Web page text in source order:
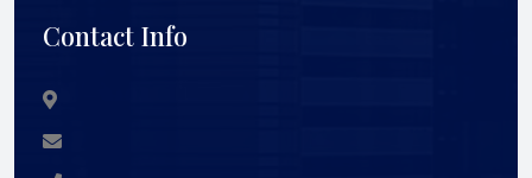
Contact Info